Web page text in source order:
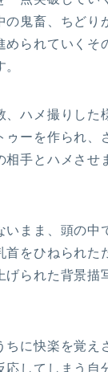
の鬼畜、ちどり
められていくそ
、ハメ撮りした
ゥーを作られ、
相手とハメさせ
いまま、頭の中
首をひねられた
げられた背景描
ちに快楽を覚え
応してしまう自